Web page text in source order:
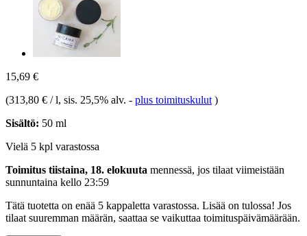
15,69 €
(313,80 € / l, sis. 25,5% alv. - plus toimituskulut )
Sisältö: 50 ml
Vielä 5 kpl varastossa
Toimitus tiistaina, 18. elokuuta mennessä, jos tilaat viimeistään
sunnuntaina kello 23:59
Tätä tuotetta on enää 5 kappaletta varastossa. Lisää on tulossa! Jos
tilaat suuremman määrän, saattaa se vaikuttaa toimituspäivämäärään.